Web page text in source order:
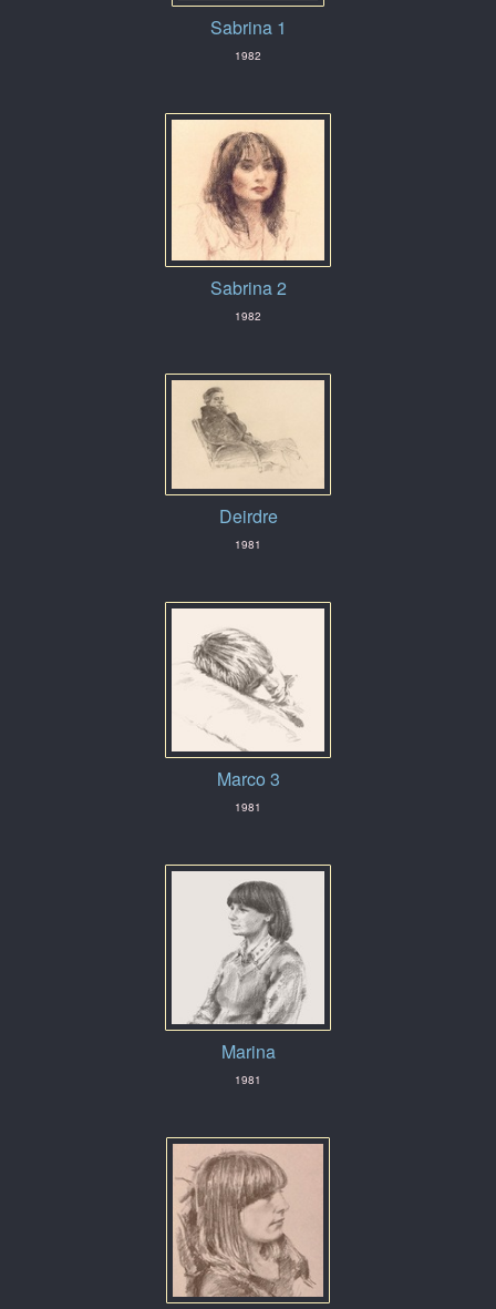
Sabrina 1
1982
Sabrina 2
1982
Deirdre
1981
Marco 3
1981
Marina
1981